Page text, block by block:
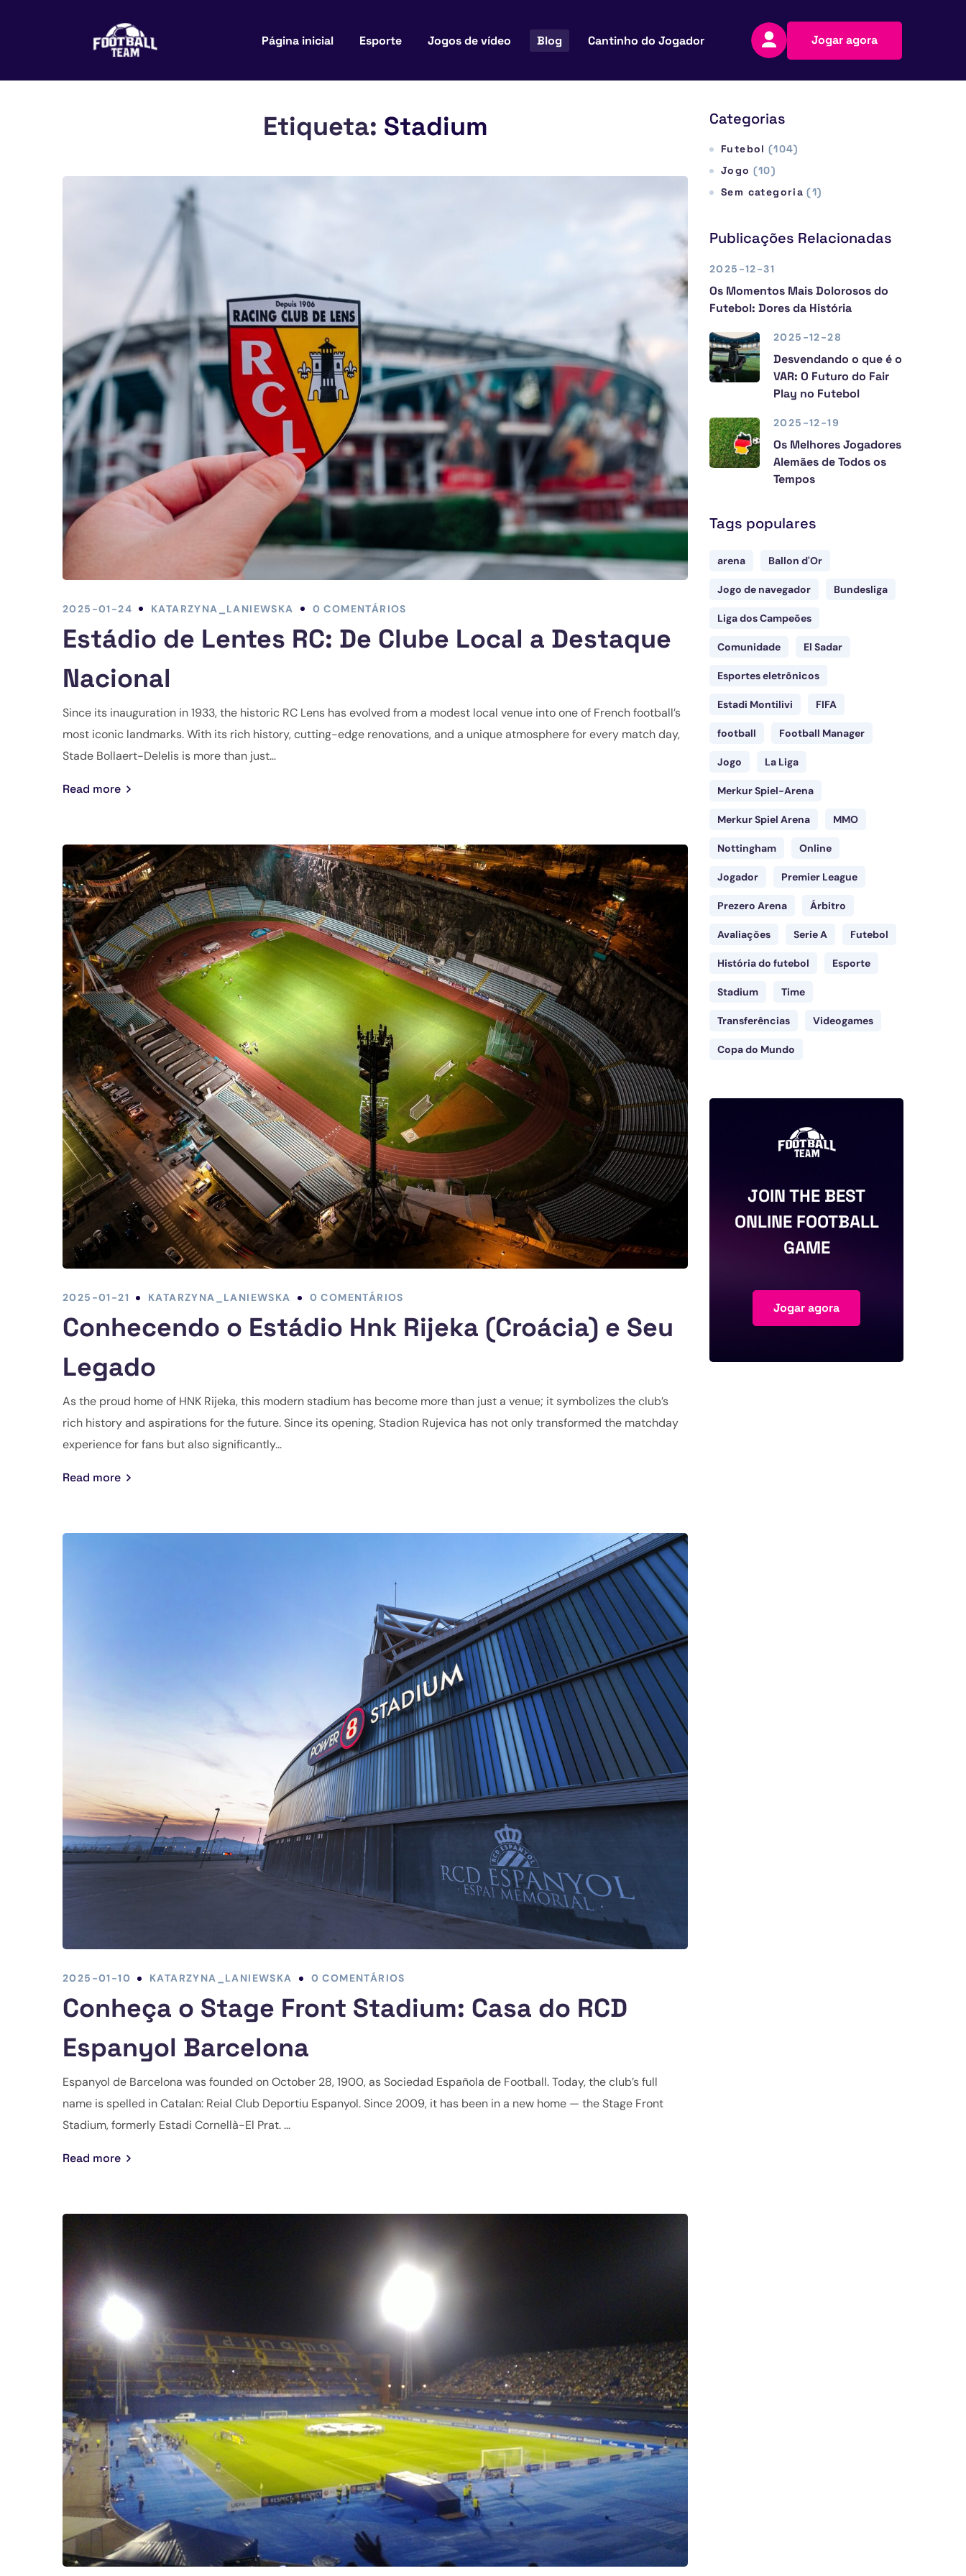
Página inicial Esporte Jogos de vídeo Blog Cantinho do Jogador Jogar agora
Etiqueta: Stadium
2025-01-24 KATARZYNA_LANIEWSKA 0 COMENTÁRIOS
Estádio de Lentes RC: De Clube Local a Destaque
Nacional
Since its inauguration in 1933, the historic RC Lens has evolved from a modest local venue into one of French football’s
most iconic landmarks. With its rich history, cutting-edge renovations, and a unique atmosphere for every match day,
Stade Bollaert-Delelis is more than just...
Read more
2025-01-21 KATARZYNA_LANIEWSKA 0 COMENTÁRIOS
Conhecendo o Estádio Hnk Rijeka (Croácia) e Seu
Legado
As the proud home of HNK Rijeka, this modern stadium has become more than just a venue; it symbolizes the club’s
rich history and aspirations for the future. Since its opening, Stadion Rujevica has not only transformed the matchday
experience for fans but also significantly...
Read more
2025-01-10 KATARZYNA_LANIEWSKA 0 COMENTÁRIOS
Conheça o Stage Front Stadium: Casa do RCD
Espanyol Barcelona
Espanyol de Barcelona was founded on October 28, 1900, as Sociedad Española de Football. Today, the club’s full
name is spelled in Catalan: Reial Club Deportiu Espanyol. Since 2009, it has been in a new home — the Stage Front
Stadium, formerly Estadi Cornellà-El Prat. ...
Read more
Categorias
Futebol (104)
Jogo (10)
Sem categoria (1)
Publicações Relacionadas
2025-12-31
Os Momentos Mais Dolorosos do
Futebol: Dores da História
2025-12-28
Desvendando o que é o
VAR: O Futuro do Fair
Play no Futebol
2025-12-19
Os Melhores Jogadores
Alemães de Todos os
Tempos
Tags populares
arena Ballon d'Or
Jogo de navegador Bundesliga
Liga dos Campeões
Comunidade El Sadar
Esportes eletrônicos
Estadi Montilivi FIFA
football Football Manager
Jogo La Liga
Merkur Spiel-Arena
Merkur Spiel Arena MMO
Nottingham Online
Jogador Premier League
Prezero Arena Árbitro
Avaliações Serie A Futebol
História do futebol Esporte
Stadium Time
Transferências Videogames
Copa do Mundo
JOIN THE BEST
ONLINE FOOTBALL
GAME
Jogar agora